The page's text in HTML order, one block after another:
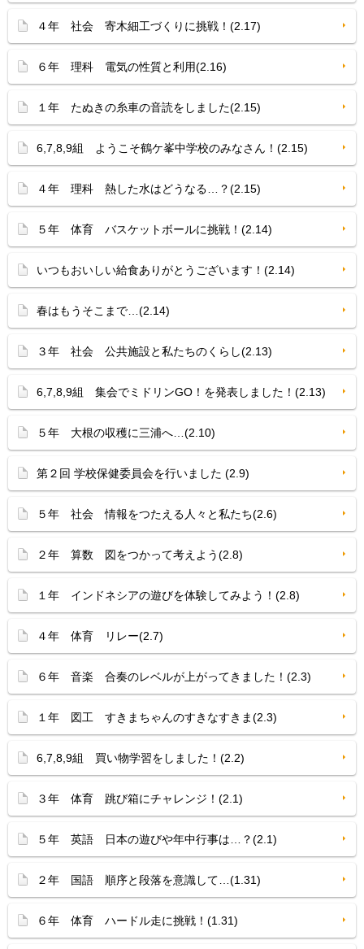
４年 社会 寄木細工づくりに挑戦！(2.17)
６年 理科 電気の性質と利用(2.16)
１年 たぬきの糸車の音読をしました(2.15)
6,7,8,9組 ようこそ鶴ケ峯中学校のみなさん！(2.15)
４年 理科 熱した水はどうなる…？(2.15)
５年 体育 バスケットボールに挑戦！(2.14)
いつもおいしい給食ありがとうございます！(2.14)
春はもうそこまで…(2.14)
３年 社会 公共施設と私たちのくらし(2.13)
6,7,8,9組 集会でミドリンGO！を発表しました！(2.13)
５年 大根の収穫に三浦へ…(2.10)
第２回 学校保健委員会を行いました (2.9)
５年 社会 情報をつたえる人々と私たち(2.6)
２年 算数 図をつかって考えよう(2.8)
１年 インドネシアの遊びを体験してみよう！(2.8)
４年 体育 リレー(2.7)
６年 音楽 合奏のレベルが上がってきました！(2.3)
１年 図工 すきまちゃんのすきなすきま(2.3)
6,7,8,9組 買い物学習をしました！(2.2)
３年 体育 跳び箱にチャレンジ！(2.1)
５年 英語 日本の遊びや年中行事は…？(2.1)
２年 国語 順序と段落を意識して…(1.31)
６年 体育 ハードル走に挑戦！(1.31)